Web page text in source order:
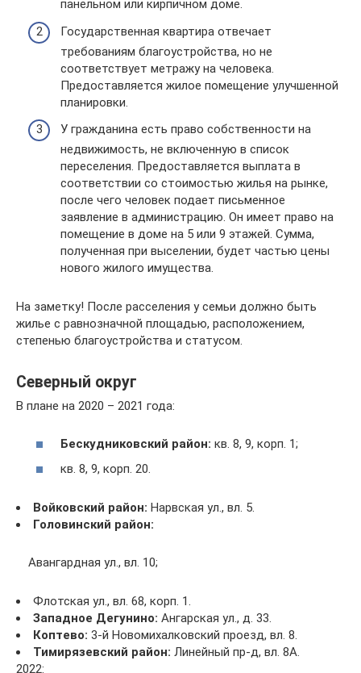
панельном или кирпичном доме.
Государственная квартира отвечает
требованиям благоустройства, но не
соответствует метражу на человека.
Предоставляется жилое помещение улучшенной
планировки.
У гражданина есть право собственности на
недвижимость, не включенную в список
переселения. Предоставляется выплата в
соответствии со стоимостью жилья на рынке,
после чего человек подает письменное
заявление в администрацию. Он имеет право на
помещение в доме на 5 или 9 этажей. Сумма,
полученная при выселении, будет частью цены
нового жилого имущества.
На заметку! После расселения у семьи должно быть
жилье с равнозначной площадью, расположением,
степенью благоустройства и статусом.
Северный округ
В плане на 2020 – 2021 года:
Бескудниковский район: кв. 8, 9, корп. 1;
кв. 8, 9, корп. 20.
Войковский район: Нарвская ул., вл. 5.
Головинский район:
Авангардная ул., вл. 10;
Флотская ул., вл. 68, корп. 1.
Западное Дегунино: Ангарская ул., д. 33.
Коптево: 3-й Новомихалковский проезд, вл. 8.
Тимирязевский район: Линейный пр-д, вл. 8А.
2022: